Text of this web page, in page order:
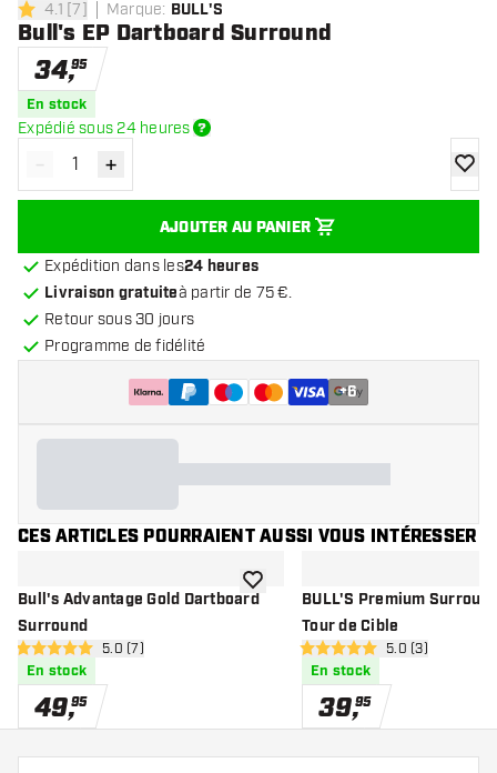
4.1 étoiles de notation
4.1 [7] Marque: BULL'S
Bull's EP Dartboard Surround
34,95
En stock
Expédié sous 24 heures
Diminuer la quantité
- Augmenter la quantité
+
AJOUTER AU PANIER
Expédition dans les24 heures
Livraison gratuiteà partir de 75 €.
Retour sous 30 jours
Programme de fidélité
+6
CES ARTICLES POURRAIENT AUSSI VOUS INTÉRESSER
Bull's Advantage Gold Dartboard
Surround
ouvrir le panneau des avis
5 étoiles de notation
5.0 (7)
En stock
49,95
ajouter à la liste de souhaits
BULL'S Premium
Tour de Cible
ouvrir le
5 étoiles de notation
5.0 (3)
En stock
39,95